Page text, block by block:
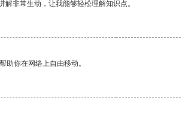
非常生动，让我能够轻松理解知识点。
助你在网络上自由移动。